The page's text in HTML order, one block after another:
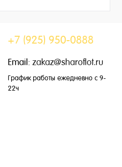
+7 (925) 950-0888
Email: zakaz@sharoflot.ru
График работы ежедневно с 9-
22ч